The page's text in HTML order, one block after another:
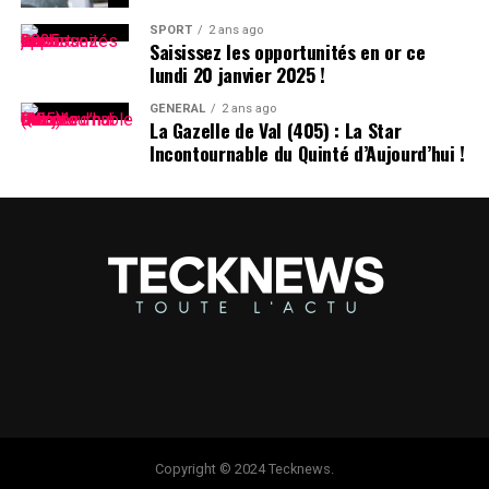
SPORT 2 ans ago
Saisissez les opportunités en or ce
lundi 20 janvier 2025 !
GÉNÉRAL 2 ans ago
La Gazelle de Val (405) : La Star
Incontournable du Quinté d’Aujourd’hui !
Copyright © 2024 Tecknews.